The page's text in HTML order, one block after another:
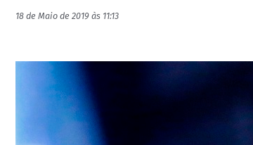
18 de Maio de 2019 às 11:13